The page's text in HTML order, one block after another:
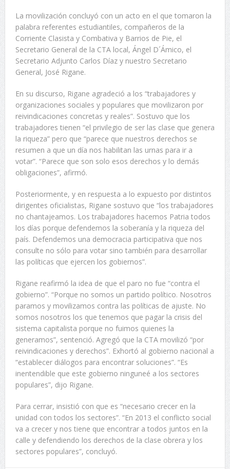
La movilización concluyó con un acto en el que tomaron la
palabra referentes estudiantiles, compañeros de la
Corriente Clasista y Combativa y Barrios de Pie, el
Secretario General de la CTA local, Ángel D´Ámico, el
Secretario Adjunto Carlos Díaz y nuestro Secretario
General, José Rigane.
En su discurso, Rigane agradeció a los “trabajadores y
organizaciones sociales y populares que movilizaron por
reivindicaciones concretas y reales”. Sostuvo que los
trabajadores tienen “el privilegio de ser las clase que genera
la riqueza” pero que “parece que nuestros derechos se
resumen a que un día nos habilitan las urnas para ir a
votar”. “Parece que son solo esos derechos y lo demás
obligaciones”, afirmó.
Posteriormente, y en respuesta a lo expuesto por distintos
dirigentes oficialistas, Rigane sostuvo que “los trabajadores
no chantajeamos. Los trabajadores hacemos Patria todos
los días porque defendemos la soberanía y la riqueza del
país. Defendemos una democracia participativa que nos
consulte no sólo para votar sino también para desarrollar
las políticas que ejercen los gobiernos”.
Rigane reafirmó la idea de que el paro no fue “contra el
gobierno”. “Porque no somos un partido político. Nosotros
paramos y movilizamos contra las políticas de ajuste. No
somos nosotros los que tenemos que pagar la crisis del
sistema capitalista porque no fuimos quienes la
generamos”, sentenció. Agregó que la CTA movilizó “por
reivindicaciones y derechos”. Exhortó al gobierno nacional a
“establecer diálogos para encontrar soluciones”. “Es
inentendible que este gobierno ninguneé a los sectores
populares”, dijo Rigane.
Para cerrar, insistió con que es “necesario crecer en la
unidad con todos los sectores”. “En 2013 el conflicto social
va a crecer y nos tiene que encontrar a todos juntos en la
calle y defendiendo los derechos de la clase obrera y los
sectores populares”, concluyó.